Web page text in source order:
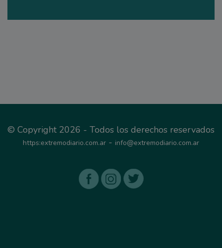
© Copyright 2026 - Todos los derechos reservados
https:extremodiario.com.ar - info@extremodiario.com.ar